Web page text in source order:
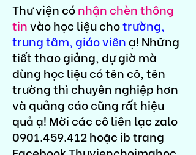
Thư viện cónhận chèn thông
tinvào học liệu chotrường,
trung tâm, giáo viênạ! Những
tiết thao giảng, dự giờ mà
dùng học liệu có tên cô, tên
trường thì chuyên nghiệp hơn
và quảng cáo cũng rất hiệu
quả ạ! Mời các cô liên lạc zalo
0901.459.412hoặc ib trang